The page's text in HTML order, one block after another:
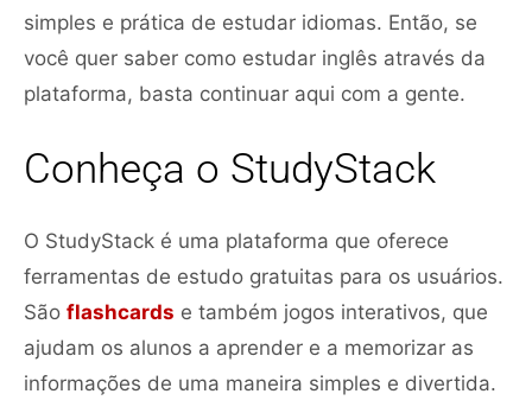
simples e prática de estudar idiomas. Então, se
você quer saber como estudar inglês através da
plataforma, basta continuar aqui com a gente.
Conheça o StudyStack
O StudyStack é uma plataforma que oferece
ferramentas de estudo gratuitas para os usuários.
São flashcards e também jogos interativos, que
ajudam os alunos a aprender e a memorizar as
informações de uma maneira simples e divertida.